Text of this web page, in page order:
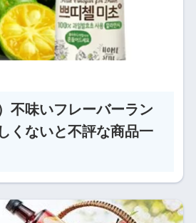
不味いフレーバーラン
くないと不評な商品一